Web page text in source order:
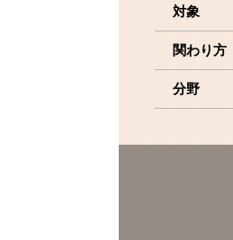
対象
関わり方
分野